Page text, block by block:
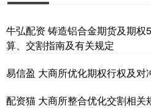
牛弘配资 铸造铝合金期货及期
算、交割指南及有关规定
易信盈 大商所优化期权行权及对
配资猫 大商所整合优化交割相关